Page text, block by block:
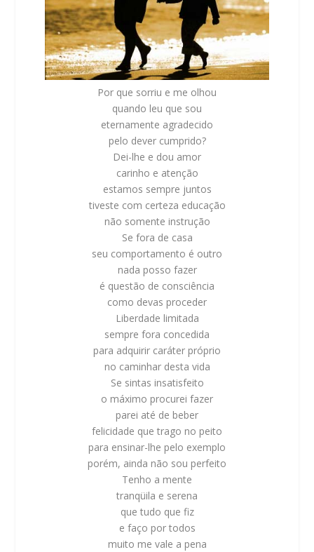
Por que sorriu e me olhou
quando leu que sou
eternamente agradecido
pelo dever cumprido?
Dei-lhe e dou amor
carinho e atenção
estamos sempre juntos
tiveste com certeza educação
não somente instrução
Se fora de casa
seu comportamento é outro
nada posso fazer
é questão de consciência
como devas proceder
Liberdade limitada
sempre fora concedida
para adquirir caráter próprio
no caminhar desta vida
Se sintas insatisfeito
o máximo procurei fazer
parei até de beber
felicidade que trago no peito
para ensinar-lhe pelo exemplo
porém, ainda não sou perfeito
Tenho a mente
tranqüila e serena
que tudo que fiz
e faço por todos
muito me vale a pena